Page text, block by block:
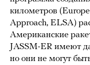
километров
Approach, ELSA)
Американские
JASSM-ER имеют
но они не могут